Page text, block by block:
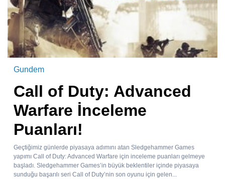
Gundem
Call of Duty: Advanced
Warfare İnceleme
Puanları!
Geçtiğimiz günlerde piyasaya adımını atan Sledgehammer Games
yapımı Call of Duty: Advanced Warfare için inceleme puanları gelmeye
başladı. Sledgehammer Games’in büyük beklentiler içinde piyasaya
sunduğu başarılı seri Call of Duty’nin son oyunu için gelen...